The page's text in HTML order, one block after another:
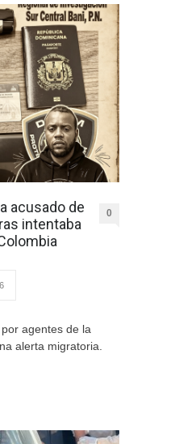
acusado de
intentaba
0
agentes de la
alerta migratoria.